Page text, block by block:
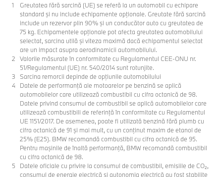
Greutatea fără sarcină (UE) se referă la un automobil cu echipare
standard şi nu include echipamente opţionale. Greutate fără sarcină
include un rezervor plin 90% şi un conducător auto cu greutatea de
75 kg. Echipamentele opţionale pot afecta greutatea automobilului
selectat, sarcina utilă şi viteza maximă dacă echipamentul selectat
are un impact asupra aerodinamicii automobilului.
Valorile măsurate în conformitate cu Regulamentul CEE-ONU nr.
51/Regulamentul (UE) nr. 540/2014 sunt rotunjite.
Sarcina remorcii depinde de opţiunile automobilului
Datele de performanţă ale motoarelor pe benzină se aplică
automobilelor care utilizează combustibil cu cifra octanică de 98.
Datele privind consumul de combustibil se aplică automobilelor care
utilizează combustibili de referinţă în conformitate cu Regulamentul
UE 1151/2017. De asemenea, poate fi utilizată benzină fără plumb cu
cifra octanică de 91 şi mai mult, cu un conţinut maxim de etanol de
25% (E25). BMW recomandă combustibil cu cifra octanică de 95.
Pentru maşinile de înaltă performanţă, BMW recomandă combustibil
cu cifra octanică de 98.
Datele oficiale cu privire la consumul de combustibil, emisiile de CO₂,
consumul de energie electrică și autonomia electrică au fost stabilite